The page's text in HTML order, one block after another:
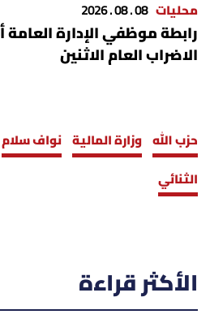
محليات 08 . 08 . 2026
رابطة موظفي الإدارة
الاضراب العام الاثنين
حزب الله وزارة المالية نواف سلام
الثنائي
الأكثر قراءة